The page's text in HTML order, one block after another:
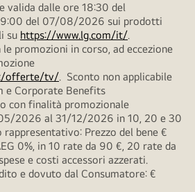
valida dalle ore 18:30 del
del 07/08/2026 sui prodotti
su https://www.lg.com/it/.
promozioni in corso, ad eccezione
offerte/tv/. Sconto non applicabile
e Corporate Benefits
con finalità promozionale
2026 al 31/12/2026 in 10, 20 e 30
rappresentativo: Prezzo del bene €
0%, in 10 rate da 90 €, 20 rate da
e costi accessori azzerati.
e dovuto dal Consumatore: €